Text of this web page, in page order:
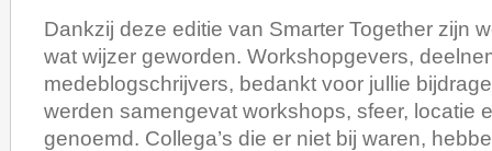
Dankzij deze editie van Smarter Together zijn
wat wijzer geworden. Workshopgevers,
medeblogschrijvers, bedankt voor jullie
werden samengevat workshops, sfeer, locatie
genoemd. Collega’s die er niet bij waren,